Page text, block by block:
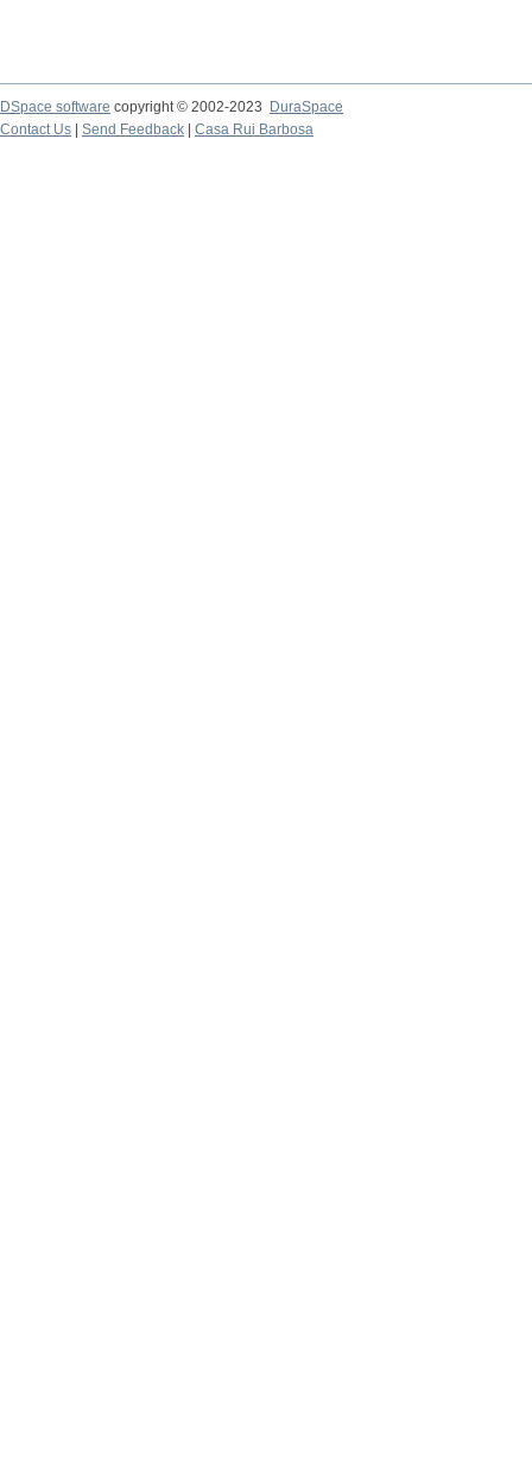
DSpace software copyright © 2002-2023
DuraSpace
Contact Us
Send Feedback Casa Rui Barbosa